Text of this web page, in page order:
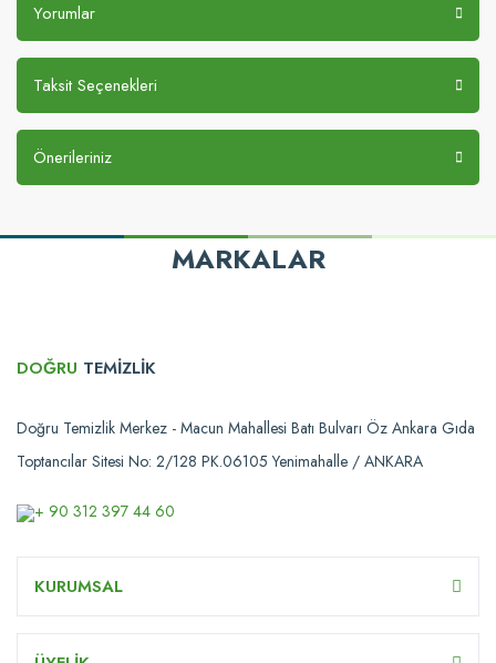
Yorumlar
Taksit Seçenekleri
Önerileriniz
MARKALAR
DOĞRU TEMİZLİK
Doğru Temizlik Merkez - Macun Mahallesi Batı Bulvarı Öz Ankara Gıda
Toptancılar Sitesi No: 2/128 PK.06105 Yenimahalle / ANKARA
+ 90 312 397 44 60
KURUMSAL